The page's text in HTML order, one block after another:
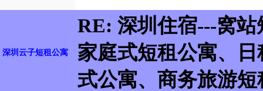
深圳云子短租公寓
RE: 深圳住宿---窝
家庭式短租公寓、
式公寓、商务旅游短